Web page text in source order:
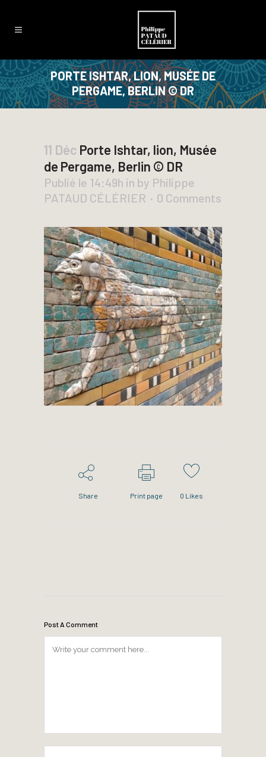
PORTE ISHTAR, LION, MUSÉE DE
PERGAME, BERLIN © DR
11 Déc Porte Ishtar, lion, Musée
de Pergame, Berlin © DR
Publié le 14:49h in by Philippe
PATAUD CÉLÉRIER
0 Comments
Share Print page 0 Likes
Post A Comment